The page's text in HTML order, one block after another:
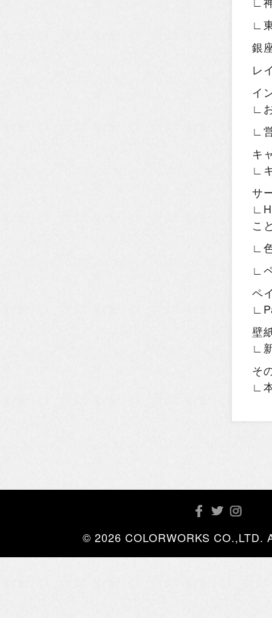
∟
銀
レ
イ
∟
∟
キ
∟
サ
こ
∟
∟
ペ
壁
∟
そ
∟
© 2026 COLORWORKS CO.,LTD.